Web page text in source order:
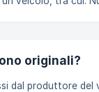
nella lingua
originali?
dal produttore del